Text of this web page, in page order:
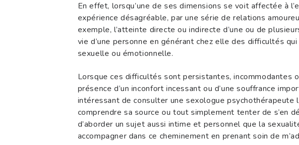
En effet, lorsqu’une de ses dimensions se voit affectée à
expérience désagréable, par une série de relations
exemple, l’atteinte directe ou indirecte d’une ou de
vie d’une personne en générant chez elle des difficultés
sexuelle ou émotionnelle.
Lorsque ces difficultés sont persistantes, incommodantes
présence d’un inconfort incessant ou d’une souffrance
intéressant de consulter une sexologue psychothérapeute
comprendre sa source ou tout simplement tenter de s’en
d’aborder un sujet aussi intime et personnel que la
accompagner dans ce cheminement en prenant soin de